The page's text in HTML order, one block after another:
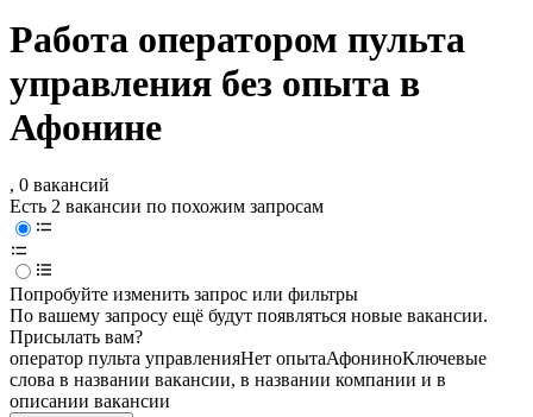
Работа оператором пульта
управления без опыта в
Афонине
, 0 вакансий
Есть 2 вакансии по похожим запросам
Попробуйте изменить запрос или фильтры
По вашему запросу ещё будут появляться новые вакансии.
Присылать вам?
оператор пульта управленияНет опытаАфониноКлючевые
слова в названии вакансии, в названии компании и в
описании вакансии